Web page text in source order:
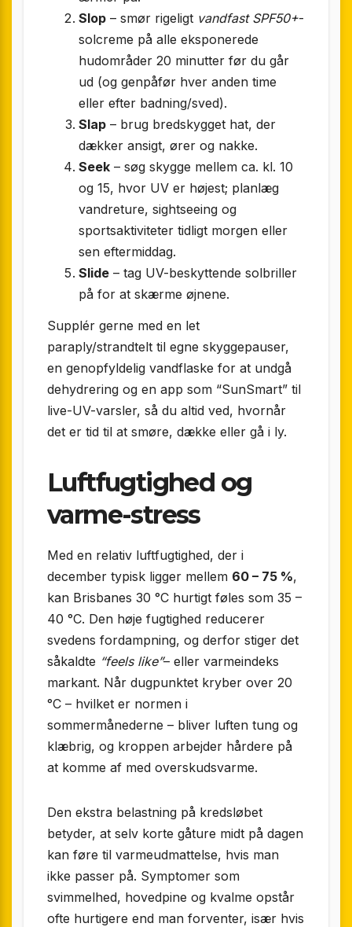
Slop – smør rigeligt vandfast SPF50+-
solcreme på alle eksponerede
hudområder 20 minutter før du går
ud (og genpåfør hver anden time
eller efter badning/sved).
Slap – brug bredskygget hat, der
dækker ansigt, ører og nakke.
Seek – søg skygge mellem ca. kl. 10
og 15, hvor UV er højest; planlæg
vandreture, sightseeing og
sportsaktiviteter tidligt morgen eller
sen eftermiddag.
Slide – tag UV-beskyttende solbriller
på for at skærme øjnene.
Supplér gerne med en let
paraply/strandtelt til egne skyggepauser,
en genopfyldelig vandflaske for at undgå
dehydrering og en app som “SunSmart” til
live-UV-varsler, så du altid ved, hvornår
det er tid til at smøre, dække eller gå i ly.
Luftfugtighed og
varme-stress
Med en relativ luftfugtighed, der i
december typisk ligger mellem 60 – 75 %,
kan Brisbanes 30 °C hurtigt føles som 35 –
40 °C. Den høje fugtighed reducerer
svedens fordampning, og derfor stiger det
såkaldte “feels like”– eller varmeindeks
markant. Når dugpunktet kryber over 20
°C – hvilket er normen i
sommermånederne – bliver luften tung og
klæbrig, og kroppen arbejder hårdere på
at komme af med overskudsvarme.
Den ekstra belastning på kredsløbet
betyder, at selv korte gåture midt på dagen
kan føre til varmeudmattelse, hvis man
ikke passer på. Symptomer som
svimmelhed, hovedpine og kvalme opstår
ofte hurtigere end man forventer, især hvis